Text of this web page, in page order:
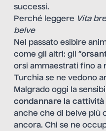
successi.
Perché leggere Vita
belve
Nel passato esibire
come gli altri: gli “
orsi ammaestrati fino a
Turchia se ne vedono
Malgrado oggi la
condannare la cattività
anche che di belve più
ancora. Chi se ne